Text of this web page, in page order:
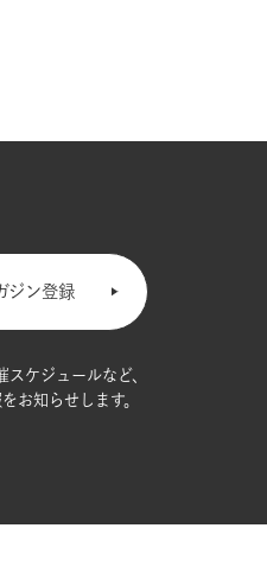
ジン登録
ケジュールなど、
お知らせします。